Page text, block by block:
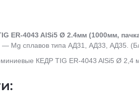
ER-4043 AlSi5 Ø 2.4мм (1000мм, пачка
Mg сплавов типа АД31, АД33, АД35.